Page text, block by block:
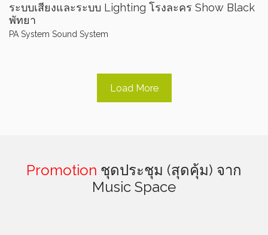
ระบบเสียงและระบบ Lighting โรงละคร Show Black
พัทยา
PA System Sound System
Load More
Promotion ชุดประชุม (สุดคุ้ม) จาก
Music Space